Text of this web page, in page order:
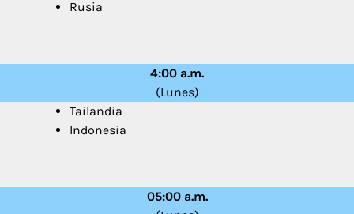
Rusia
4:00 a.m.
(Lunes)
Tailandia
Indonesia
05:00 a.m.